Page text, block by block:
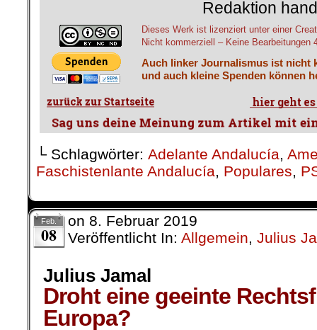
Redaktion
Dieses Werk ist lizenziert unter einer
Nicht kommerziell – Keine Bearbeitungen
Auch linker Journalismus ist nicht
und auch kleine Spenden können
└ Schlagwörter: Adelante Andalucía
Faschistenlante Andalucía
Populares
Feb.
08
on 8. Februar 2019
Veröffentlicht In: Allgemein Julius
Julius Jamal
Droht eine geeinte
Europa?